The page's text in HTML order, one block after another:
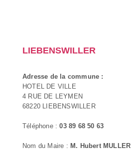
LIEBENSWILLER
Adresse de la commune :
HOTEL DE VILLE
4 RUE DE LEYMEN
68220 LIEBENSWILLER
Téléphone :03 89 68 50 63
Nom du Maire : M. Hubert MULLER